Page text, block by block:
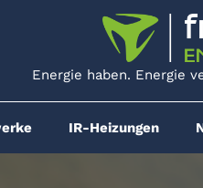
Energie haben. Energie
IR-Heizungen